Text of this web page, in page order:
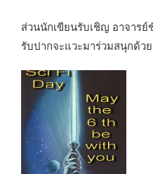
ส่วนนักเขียนรับเชิญ อาจาร
รับปากจะแวะมาร่วมสนุกด้ว